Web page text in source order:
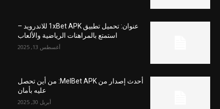
عنوان: تحميل تطبيق 1xBet APK للاندرويد –
استمتع بالمراهنات الرياضية والألعاب
أغسطس 13, 2025
أحدث إصدار من MelBet APK: من أين تحصل
عليه بأمان
أبريل 30, 2025